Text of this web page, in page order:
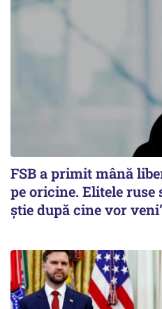
FSB a primit mână
pe oricine. Elitele ruse
știe după cine vor